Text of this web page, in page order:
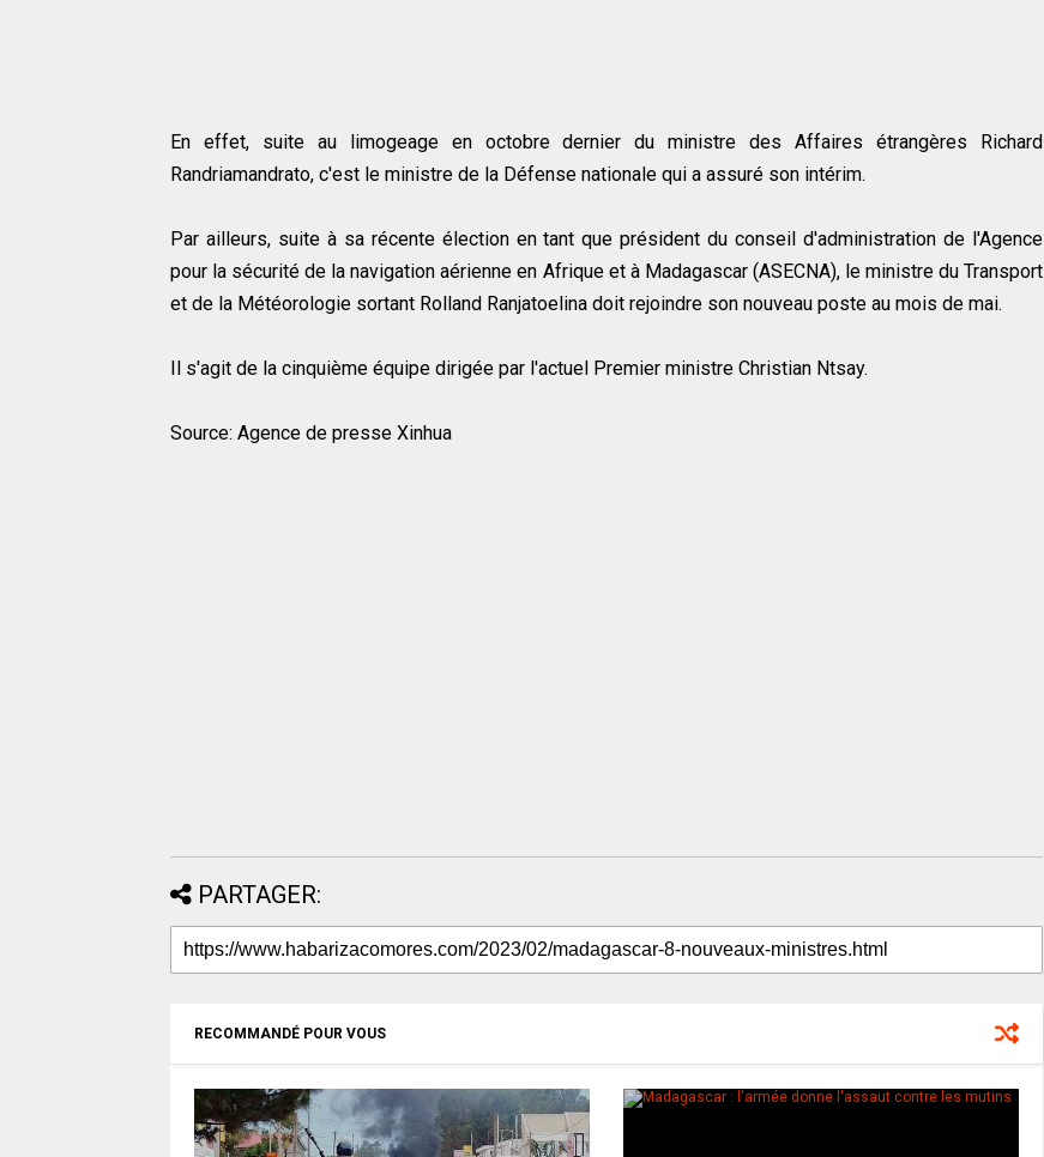
En effet, suite au limogeage en octobre dernier du ministre des Affaires étrangères Richard
Randriamandrato, c'est le ministre de la Défense nationale qui a assuré son intérim.
Par ailleurs, suite à sa récente élection en tant que président du conseil d'administration de l'Agence
pour la sécurité de la navigation aérienne en Afrique et à Madagascar (ASECNA), le ministre du Transport
et de la Météorologie sortant Rolland Ranjatoelina doit rejoindre son nouveau poste au mois de mai.
Il s'agit de la cinquième équipe dirigée par l'actuel Premier ministre Christian Ntsay.
Source: Agence de presse Xinhua
PARTAGER:
RECOMMANDÉ POUR VOUS